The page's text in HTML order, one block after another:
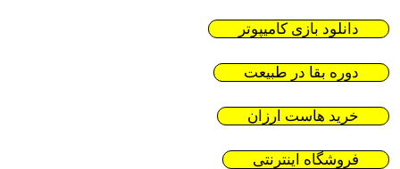
دانلود بازی کامیپوتر
دوره بقا در طبیعت
خرید هاست ارزان
فروشگاه اینترنتی